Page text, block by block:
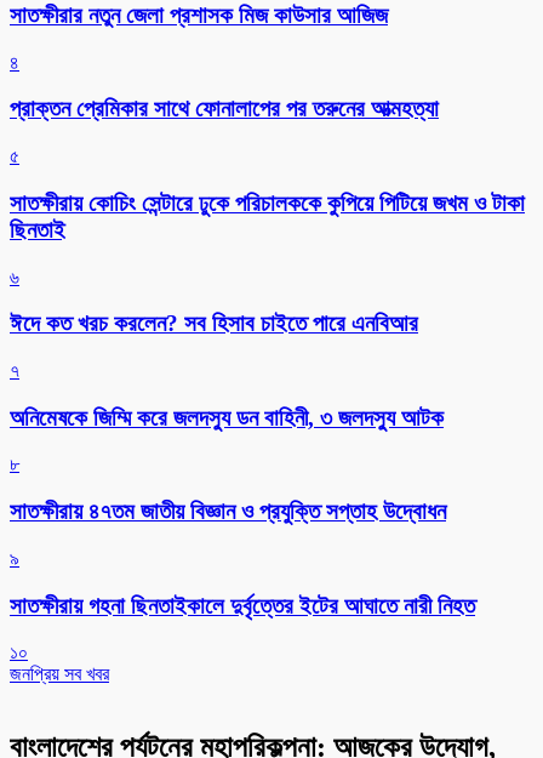
সাতক্ষীরার নতুন জেলা প্রশাসক মিজ কাউসার আজিজ
৪
প্রাক্তন প্রেমিকার সাথে ফোনালাপের পর তরুনের আত্মহত্যা
৫
সাতক্ষীরায় কোচিং সেন্টারে ঢুকে পরিচালককে কুপিয়ে পিটিয়ে জখম ও টাকা
ছিনতাই
৬
ঈদে কত খরচ করলেন? সব হিসাব চাইতে পারে এনবিআর
৭
অনিমেষকে জিম্মি করে জলদস্যু ডন বাহিনী, ৩ জলদস্যু আটক
৮
সাতক্ষীরায় ৪৭তম জাতীয় বিজ্ঞান ও প্রযুক্তি সপ্তাহ উদ্বোধন
৯
সাতক্ষীরায় গহনা ছিনতাইকালে দুর্বৃত্তের ইটের আঘাতে নারী নিহত
১০
জনপ্রিয় সব খবর
বাংলাদেশের পর্যটনের মহাপরিকল্পনা: আজকের উদ্যোগ,